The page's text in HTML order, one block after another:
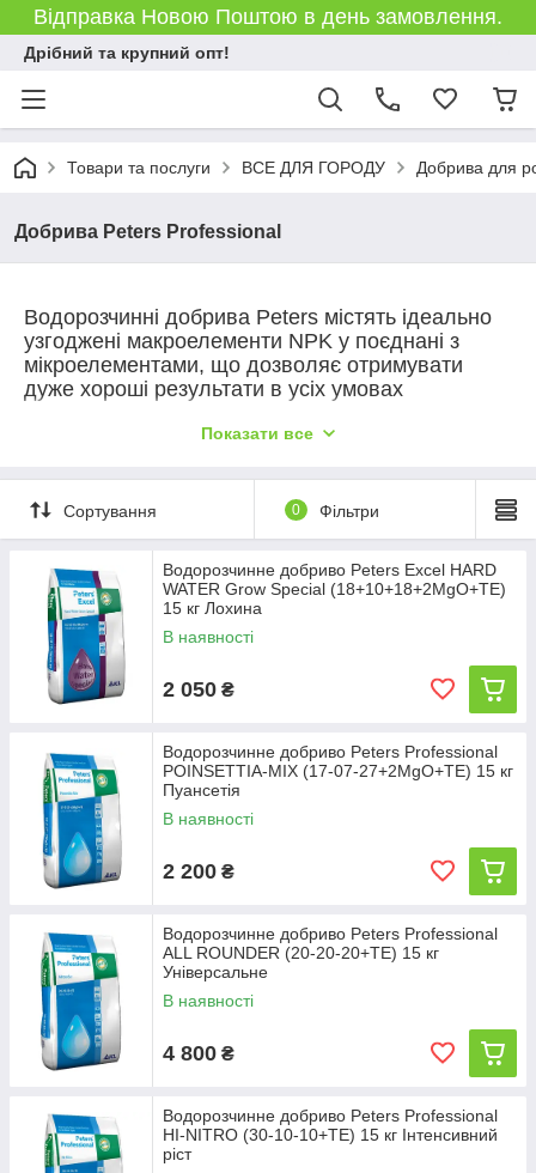
Відправка Новою Поштою в день замовлення.
Дрібний та крупний опт!
Товари та послуги ВСЕ ДЛЯ ГОРОДУ Добрива для
Добрива Peters Professional
Водорозчинні добрива Peters містять ідеально
узгоджені макроелементи NPK у поєднані з
мікроелементами, що дозволяє отримувати
дуже хороші результати в усіх умовах
Добриво Peters поставляє поживні речовини у
Використання технології M-T7 "розблоковує"
коріння і покращує отримання та засвоєння
компонентів з субстрату. При розробці добрив
виробники керувалися принципом, що не
йдеться тільки про ті, які інгредієнти доступні,
але, перш за все, скільки рослин здатні їх
поглинути.
Склад добрив Peters розроблений для того,
щоб найкраще задовольняти потреби рослин в
поживних речовинах на різних стадіях розвитку і
досягати бажаного ефекту, наприклад, гарного
вкорінення приростків або прискорення
цвітіння.
Ефект видно через 48 годин після
застосування (кращий колір, більш розвинені
квіти і т. д.)
компонентів, підвищуючи ефективність дії.
Склад елементів адаптований до окремих
фаз росту.
Виняткова чистота сировини.
vodorozchinni-dobriva-peters
Показати все
Сортування 0 Фільтри
Водорозчинне добриво Peters Excel HARD
WATER Grow Special (18+10+18+2MgO+TE)
15 кг Лохина
В наявності
2 050 ₴
Водорозчинне добриво Peters Professional
POINSETTIA-MIX (17-07-27+2MgO+TE) 15 кг
Пуансетія
В наявності
2 200 ₴
Водорозчинне добриво Peters Professional
ALL ROUNDER (20-20-20+TE) 15 кг
Універсальне
В наявності
4 800 ₴
Водорозчинне добриво Peters Professional
HI-NITRO (30-10-10+TE) 15 кг Інтенсивний
ріст